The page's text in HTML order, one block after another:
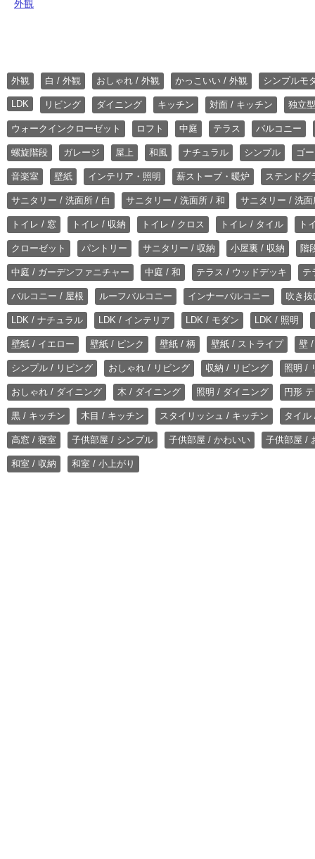
外観
外観 白 / 外観 おしゃれ / 外観 かっこいい / 外観 シンプルモ
LDK リビング ダイニング キッチン 対面 / キッチン 独立
ウォークインクローゼット ロフト 中庭 テラス バルコニー
螺旋階段 ガレージ 屋上 和風 ナチュラル シンプル ゴ
音楽室 壁紙 インテリア・照明 薪ストーブ・暖炉 ステンドグ
サニタリー / 洗面所 / 白 サニタリー / 洗面所 / 和 サニタリー / 洗
トイレ / 窓 トイレ / 収納 トイレ / クロス トイレ / タイル ト
クローゼット パントリー サニタリー / 収納 小屋裏 / 収納 階
中庭 / ガーデンファニチャー 中庭 / 和 テラス / ウッドデッキ テ
バルコニー / 屋根 ルーフバルコニー インナーバルコニー 吹き
LDK / ナチュラル LDK / インテリア LDK / モダン LDK / 照明
壁紙 / イエロー 壁紙 / ピンク 壁紙 / 柄 壁紙 / ストライプ 壁
シンプル / リビング おしゃれ / リビング 収納 / リビング 照明 /
おしゃれ / ダイニング 木 / ダイニング 照明 / ダイニング 円形
黒 / キッチン 木目 / キッチン スタイリッシュ / キッチン タイル
高窓 / 寝室 子供部屋 / シンプル 子供部屋 / かわいい 子供部屋 /
和室 / 収納 和室 / 小上がり